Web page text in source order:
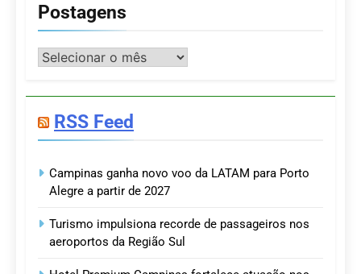
Postagens
Postagens
RSS Feed
Campinas ganha novo voo da LATAM para Porto
Alegre a partir de 2027
Turismo impulsiona recorde de passageiros nos
aeroportos da Região Sul